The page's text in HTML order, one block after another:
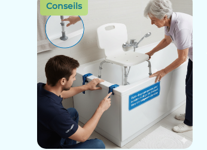
Conseils